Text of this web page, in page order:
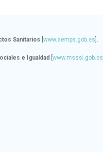
Sanitarios www.aemps.gob.es ].
e Igualdad www.msssi.gob.es